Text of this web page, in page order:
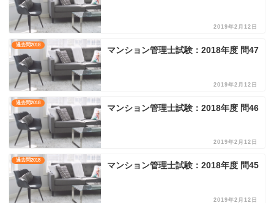
2019年2月12日
過去問2018
マンション管理士試験：2018年度 問47
2019年2月12日
過去問2018
マンション管理士試験：2018年度 問46
2019年2月12日
過去問2018
マンション管理士試験：2018年度 問45
2019年2月12日